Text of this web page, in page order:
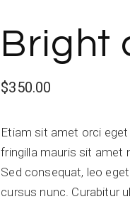
Bright
$350.00
Etiam sit amet orci
fringilla mauris sit amet
Sed consequat, leo
cursus nunc. Curabitur